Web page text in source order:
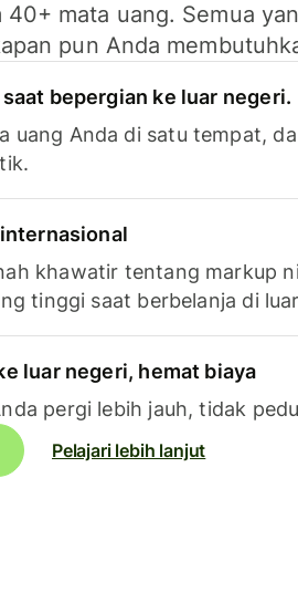
40+ mata uang. Semua
pun Anda
saat bepergian ke luar negeri.
uang Anda di satu tempat,
khawatir tentang markup
tinggi saat berbelanja di
luar negeri, hemat biaya
pergi lebih jauh, tidak
Pelajari lebih lanjut